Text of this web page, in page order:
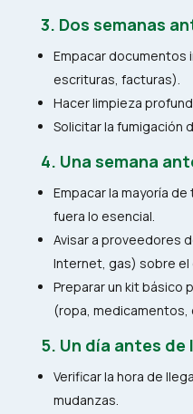
3. Dos semanas
Empacar
escrituras, facturas).
Hacer limpieza
Solicitar la fumigación
4. Una semana
Empacar la mayoría
fuera lo esencial.
Avisar a proveedores
Internet, gas) sobre el
Preparar un kit básico
(ropa, medicamentos,
5. Un día antes de
Verificar la hora de
mudanzas.